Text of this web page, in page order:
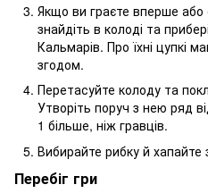
Якщо ви граєте вперше або
знайдіть в колоді та
Кальмарів. Про їхні цупкі
згодом.
Перетасуйте колоду та
Утворіть поруч з нею ряд
1 більше, ніж гравців.
Вибирайте рибку й хапайте
Перебіг гри